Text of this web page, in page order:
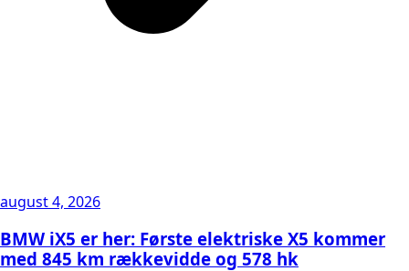
august 4, 2026
BMW iX5 er her: Første elektriske X5 kommer
med 845 km rækkevidde og 578 hk